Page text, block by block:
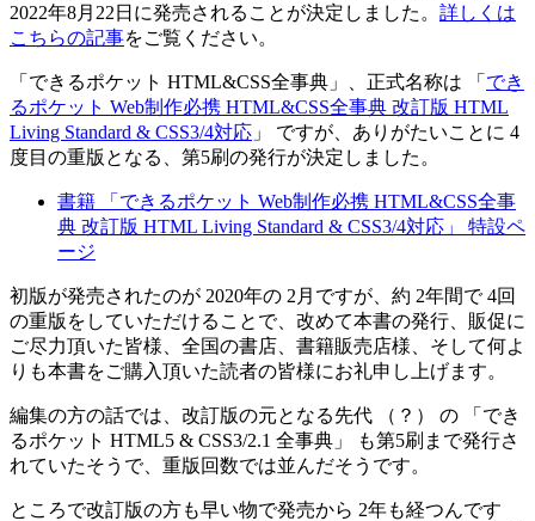
2022年8月22日に発売されることが決定しました。 詳しくは
こちらの記事をご覧ください。
「できるポケット HTML&CSS全事典」、正式名称は 「 でき
るポケット Web制作必携 HTML&CSS全事典 改訂版 HTML
Living Standard & CSS3/4対応 」 ですが、ありがたいことに 4
度目の重版となる、第5刷の発行が決定しました。
書籍 「できるポケット Web制作必携 HTML&CSS全事
典 改訂版 HTML Living Standard & CSS3/4対応」 特設ペ
ージ
初版が発売されたのが 2020年の 2月ですが、約 2年間で 4回
の重版をしていただけることで、改めて本書の発行、販促に
ご尽力頂いた皆様、全国の書店、書籍販売店様、そして何よ
りも本書をご購入頂いた読者の皆様にお礼申し上げます。
編集の方の話では、改訂版の元となる先代 （？） の 「でき
るポケット HTML5 & CSS3/2.1 全事典」 も第5刷まで発行さ
れていたそうで、重版回数では並んだそうです。
ところで改訂版の方も早い物で発売から 2年も経つんです